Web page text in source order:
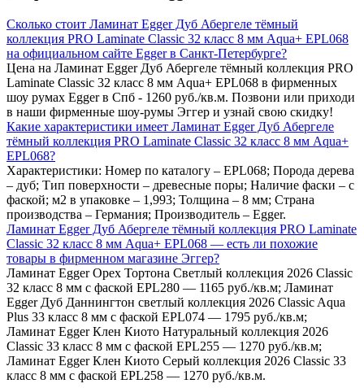
Сколько стоит Ламинат Egger Дуб Абергеле тёмный
коллекция PRO Laminate Classic 32 класс 8 мм Aqua+ EPL068
на официальном сайте Egger в Санкт-Петербурге?
Цена на Ламинат Egger Дуб Абергеле тёмный коллекция PRO
Laminate Classic 32 класс 8 мм Aqua+ EPL068 в фирменных
шоу румах Egger в Спб - 1260 руб./кв.м. Позвони или приходи
в наши фирменные шоу-румы Эггер и узнай свою скидку!
Какие характеристики имеет Ламинат Egger Дуб Абергеле
тёмный коллекция PRO Laminate Classic 32 класс 8 мм Aqua+
EPL068?
Характеристики: Номер по каталогу – EPL068; Порода дерева
– дуб; Тип поверхности – древесные поры; Наличие фаски – с
фаской; м2 в упаковке – 1,993; Толщина – 8 мм; Страна
производства – Германия; Производитель – Egger.
Ламинат Egger Дуб Абергеле тёмный коллекция PRO Laminate
Classic 32 класс 8 мм Aqua+ EPL068 — есть ли похожие
товары в фирменном магазине Эггер?
Ламинат Egger Орех Тортона Светлый коллекция 2026 Classic
32 класс 8 мм с фаской EPL280 — 1165 руб./кв.м; Ламинат
Egger Дуб Даннингтон светлый коллекция 2026 Classic Aqua
Plus 33 класс 8 мм с фаской EPL074 — 1795 руб./кв.м;
Ламинат Egger Клен Киото Натуральный коллекция 2026
Classic 33 класс 8 мм с фаской EPL255 — 1270 руб./кв.м;
Ламинат Egger Клен Киото Серый коллекция 2026 Classic 33
класс 8 мм с фаской EPL258 — 1270 руб./кв.м.